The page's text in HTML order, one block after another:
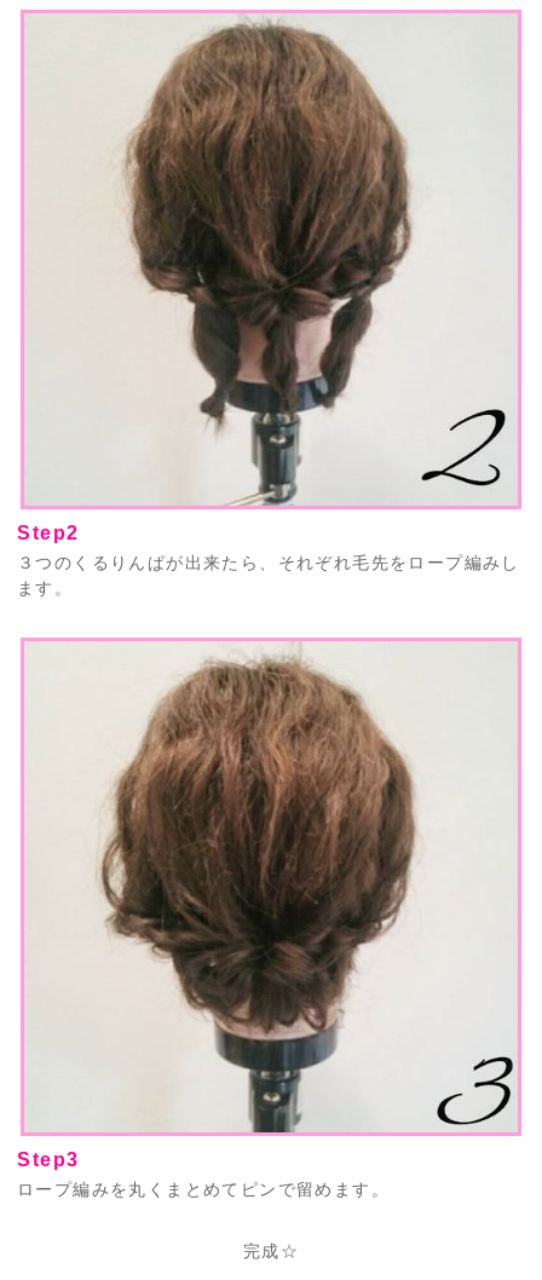
Step2
３つのくるりんぱが出来たら、それぞれ毛先をロープ編みし
ます。
Step3
ロープ編みを丸くまとめてピンで留めます。
完成☆